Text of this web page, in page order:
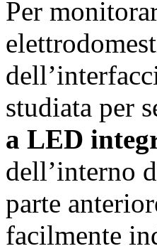
Per
studiata per
a LED
dell’interno
parte
facilmente